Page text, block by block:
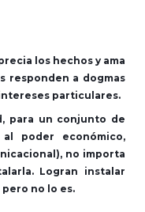
los hechos y ama
responden a dogmas
particulares.
para un conjunto de
poder económico,
no importa
Logran instalar
no lo es.